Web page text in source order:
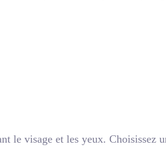
le visage et les yeux. Choisissez